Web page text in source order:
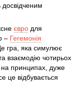
досвідченим
євро для
– Гегемонія
гра, яка симулює
взаємодію чотирьох
на принципах, дуже
це відбувається